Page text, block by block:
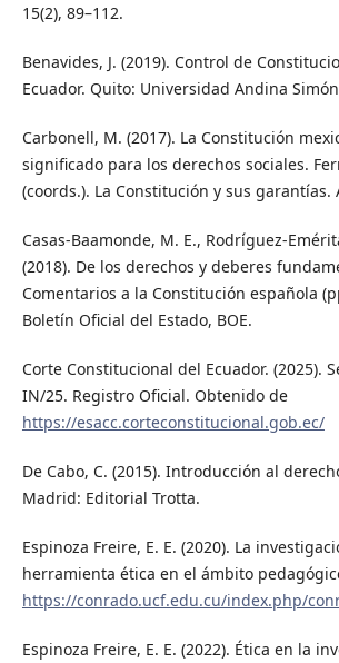
15(2), 89–112.
Benavides, J. (2019). Control de
Ecuador. Quito: Universidad Andina
Carbonell, M. (2017). La Constitución
significado para los derechos sociales.
(coords.). La Constitución y sus garantías.
Casas-Baamonde, M. E., Rodríguez-
(2018). De los derechos y deberes
Comentarios a la Constitución española
Boletín Oficial del Estado, BOE.
Corte Constitucional del Ecuador. (2025).
IN/25. Registro Oficial. Obtenido de
https://esacc.corteconstitucional.gob.ec/
De Cabo, C. (2015). Introducción al
Madrid: Editorial Trotta.
Espinoza Freire, E. E. (2020). La
herramienta ética en el ámbito
https://conrado.ucf.edu.cu/index.php/
Espinoza Freire, E. E. (2022). Ética en la